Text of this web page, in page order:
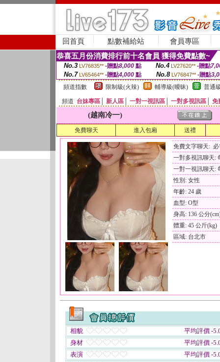
回首頁 點數補給站 會員專區
恭喜五月份消費排行前十名會員 獲得免費點數~
No.3 LV76835** -贈點8,000點 No.4 LV27620** -贈點
No.7 LV65464** -贈點4,000 點 No.8 LV76847** -贈點
頻道指數
限制級(火辣) 輔導級(曖昧) 普通
頻道 台妹專區 新人區 一對一視訊區 一對多視訊區 免
(越南冷一)
免費聊天 進入包廂 送禮
免費文字聊天:
一對多視訊聊天:
一對一視訊聊天:
性別: 女性
年齡: 24 歲
血型: O型
身高: 136 公分
體重: 45 公斤(kg)
區域: 台北市
相貌
平均評價 -
身材
平均評價 -
表演
平均評價 -